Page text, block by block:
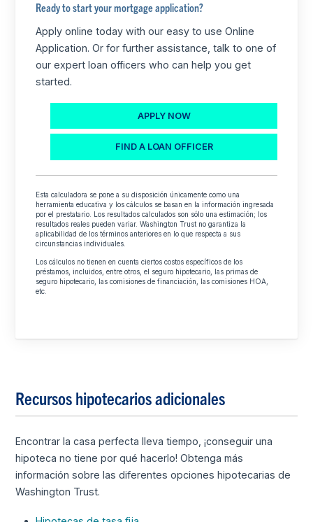
Ready to start your mortgage application?
Apply online today with our easy to use Online
Application. Or for further assistance, talk to one of
our expert loan officers who can help you get
started.
APPLY NOW
FIND A LOAN OFFICER
Esta calculadora se pone a su disposición únicamente como una
herramienta educativa y los cálculos se basan en la información ingresada
por el prestatario. Los resultados calculados son sólo una estimación; los
resultados reales pueden variar. Washington Trust no garantiza la
aplicabilidad de los términos anteriores en lo que respecta a sus
circunstancias individuales.
Los cálculos no tienen en cuenta ciertos costos específicos de los
préstamos, incluidos, entre otros, el seguro hipotecario, las primas de
seguro hipotecario, las comisiones de financiación, las comisiones HOA,
etc.
Recursos hipotecarios adicionales
Encontrar la casa perfecta lleva tiempo, ¡conseguir una
hipoteca no tiene por qué hacerlo! Obtenga más
información sobre las diferentes opciones hipotecarias de
Washington Trust.